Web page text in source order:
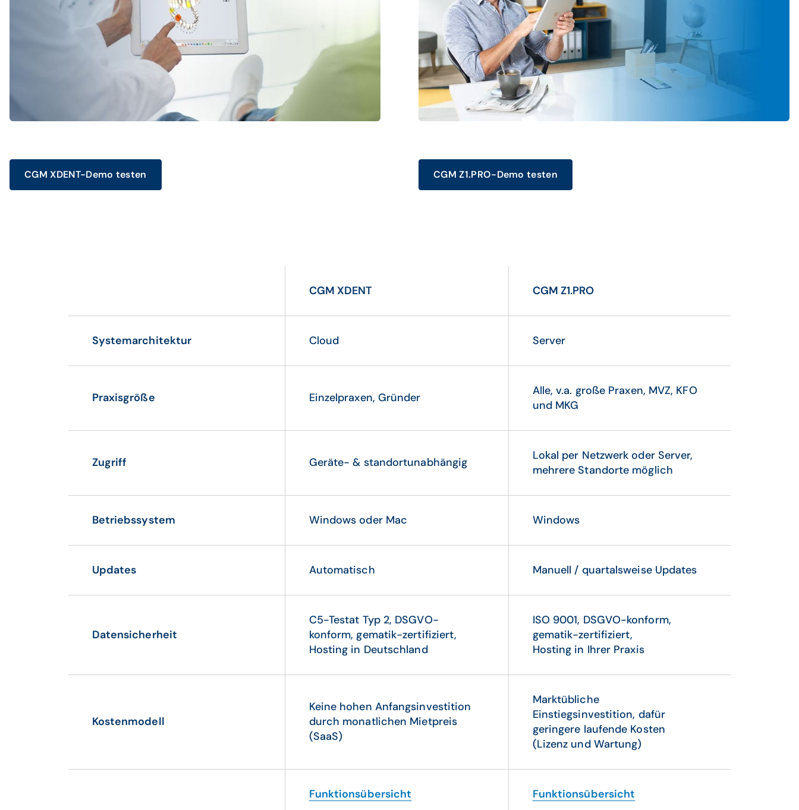
CGM XDENT-Demo testen CGM Z1.PRO-Demo testen
CGM XDENT CGM Z1.PRO
Systemarchitektur Cloud Server
Praxisgröße Einzelpraxen, Gründer
Alle, v.a. große Praxen, MVZ, KFO
und MKG
Zugriff Geräte- & standortunabhängig
Lokal per Netzwerk oder Server,
mehrere Standorte möglich
Betriebssystem Windows oder Mac Windows
Updates Automatisch Manuell / quartalsweise Updates
Datensicherheit
C5-Testat Typ 2, DSGVO-
konform, gematik-zertifiziert,
Hosting in Deutschland
ISO 9001, DSGVO-konform,
gematik-zertifiziert,
Hosting in Ihrer Praxis
Kostenmodell
Keine hohen Anfangsinvestition
durch monatlichen Mietpreis
(SaaS)
Marktübliche
Einstiegsinvestition, dafür
geringere laufende Kosten
(Lizenz und Wartung)
Funktionsübersicht Funktionsübersicht